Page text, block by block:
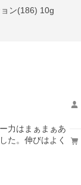
ン(186) 10g
力はまぁまぁあ
た。伸びはよく